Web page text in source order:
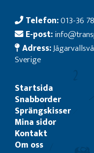
Telefon:013-36
E-post:
Adress:
Sverige
Startsida
Snabborder
Sprängskisser
Mina sidor
Kontakt
Om oss